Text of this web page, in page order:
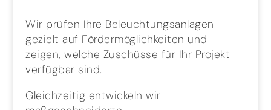
Wir prüfen Ihre Beleuchtungsanlagen
gezielt auf Fördermöglichkeiten und
zeigen, welche Zuschüsse für Ihr Projekt
verfügbar sind.
Gleichzeitig entwickeln wir